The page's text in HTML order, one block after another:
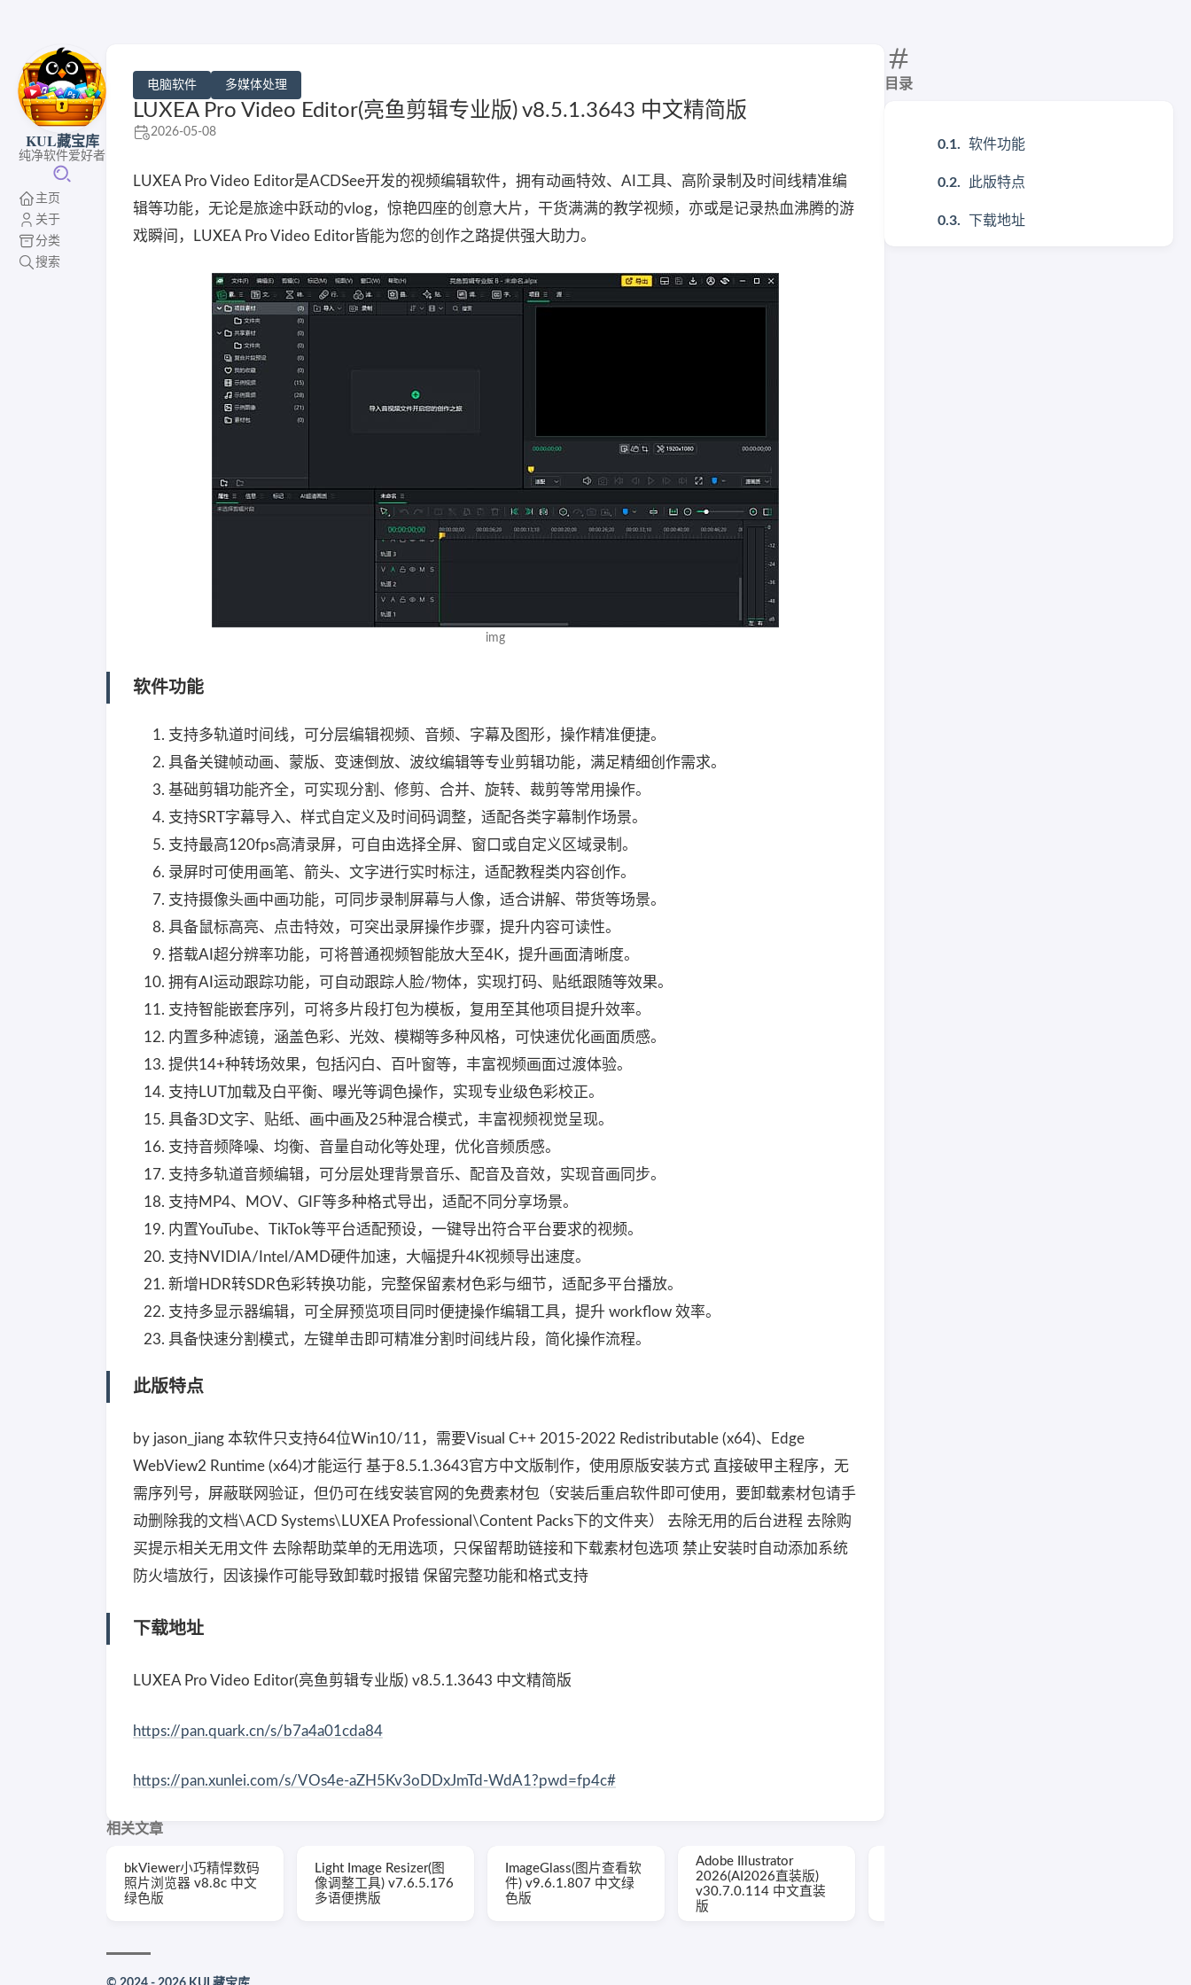
KUL藏宝库
纯净软件爱好者
主页
关于
分类
搜索
目录
软件功能
此版特点
下载地址
电脑软件 多媒体处理
LUXEA Pro Video Editor(亮鱼剪辑专业版) v8.5.1.3643 中文精简版
2026-05-08
LUXEA Pro Video Editor是ACDSee开发的视频编辑软件，拥有动画特效、AI工具、高阶录制及时间线精准编
辑等功能，无论是旅途中跃动的vlog，惊艳四座的创意大片，干货满满的教学视频，亦或是记录热血沸腾的游
戏瞬间，LUXEA Pro Video Editor皆能为您的创作之路提供强大助力。
img
软件功能
支持多轨道时间线，可分层编辑视频、音频、字幕及图形，操作精准便捷。
具备关键帧动画、蒙版、变速倒放、波纹编辑等专业剪辑功能，满足精细创作需求。
基础剪辑功能齐全，可实现分割、修剪、合并、旋转、裁剪等常用操作。
支持SRT字幕导入、样式自定义及时间码调整，适配各类字幕制作场景。
支持最高120fps高清录屏，可自由选择全屏、窗口或自定义区域录制。
录屏时可使用画笔、箭头、文字进行实时标注，适配教程类内容创作。
支持摄像头画中画功能，可同步录制屏幕与人像，适合讲解、带货等场景。
具备鼠标高亮、点击特效，可突出录屏操作步骤，提升内容可读性。
搭载AI超分辨率功能，可将普通视频智能放大至4K，提升画面清晰度。
拥有AI运动跟踪功能，可自动跟踪人脸/物体，实现打码、贴纸跟随等效果。
支持智能嵌套序列，可将多片段打包为模板，复用至其他项目提升效率。
内置多种滤镜，涵盖色彩、光效、模糊等多种风格，可快速优化画面质感。
提供14+种转场效果，包括闪白、百叶窗等，丰富视频画面过渡体验。
支持LUT加载及白平衡、曝光等调色操作，实现专业级色彩校正。
具备3D文字、贴纸、画中画及25种混合模式，丰富视频视觉呈现。
支持音频降噪、均衡、音量自动化等处理，优化音频质感。
支持多轨道音频编辑，可分层处理背景音乐、配音及音效，实现音画同步。
支持MP4、MOV、GIF等多种格式导出，适配不同分享场景。
内置YouTube、TikTok等平台适配预设，一键导出符合平台要求的视频。
支持NVIDIA/Intel/AMD硬件加速，大幅提升4K视频导出速度。
新增HDR转SDR色彩转换功能，完整保留素材色彩与细节，适配多平台播放。
支持多显示器编辑，可全屏预览项目同时便捷操作编辑工具，提升 workflow 效率。
具备快速分割模式，左键单击即可精准分割时间线片段，简化操作流程。
此版特点
by jason_jiang 本软件只支持64位Win10/11，需要Visual C++ 2015-2022 Redistributable (x64)、Edge
WebView2 Runtime (x64)才能运行 基于8.5.1.3643官方中文版制作，使用原版安装方式 直接破甲主程序，无
需序列号，屏蔽联网验证，但仍可在线安装官网的免费素材包（安装后重启软件即可使用，要卸载素材包请手
动删除我的文档\ACD Systems\LUXEA Professional\Content Packs下的文件夹） 去除无用的后台进程 去除购
买提示相关无用文件 去除帮助菜单的无用选项，只保留帮助链接和下载素材包选项 禁止安装时自动添加系统
防火墙放行，因该操作可能导致卸载时报错 保留完整功能和格式支持
下载地址
LUXEA Pro Video Editor(亮鱼剪辑专业版) v8.5.1.3643 中文精简版
https://pan.quark.cn/s/b7a4a01cda84
https://pan.xunlei.com/s/VOs4e-aZH5Kv3oDDxJmTd-WdA1?pwd=fp4c#
相关文章
bkViewer小巧精悍数码
照片浏览器 v8.8c 中文
绿色版
Light Image Resizer(图
像调整工具) v7.6.5.176
多语便携版
ImageGlass(图片查看软
件) v9.6.1.807 中文绿
色版
Adobe Illustrator
2026(AI2026直装版)
v30.7.0.114 中文直装
版